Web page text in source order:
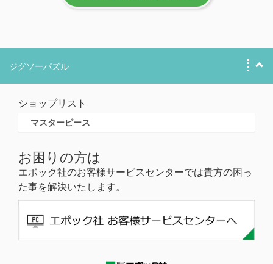
ジグソーパズル
ショップリスト
マスターピース
お困りの方は
エポック社のお客様サービスセンターでは貴方の困っ
た事を解決いたします。